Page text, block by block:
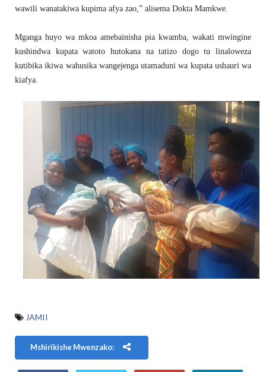
wawili wanatakiwa kupima afya zao,” alisema Dokta Mamkwe.
Mganga huyo wa mkoa amebainisha pia kwamba, wakati mwingine
kushindwa kupata watoto hutokana na tatizo dogo tu linaloweza
kutibika ikiwa wahusika wangejenga utamaduni wa kupata ushauri wa
kiafya.
JAMII
Mshirikishe Mwenzako: